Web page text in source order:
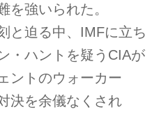
を強いられた。
と迫る中、IMFに立ち
・ハントを疑うCIAが
ントのウォーカー
決を余儀なくされ